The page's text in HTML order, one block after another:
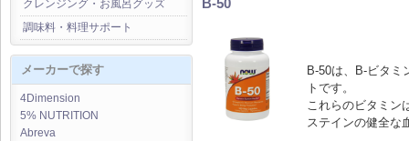
クレンジング・お風呂グッズ
調味料・料理サポート
メーカーで探す
4Dimension
5% NUTRITION
Abreva
B-50
B-50は、B-ビタミ
トです。
これらのビタミン
ステインの健全な